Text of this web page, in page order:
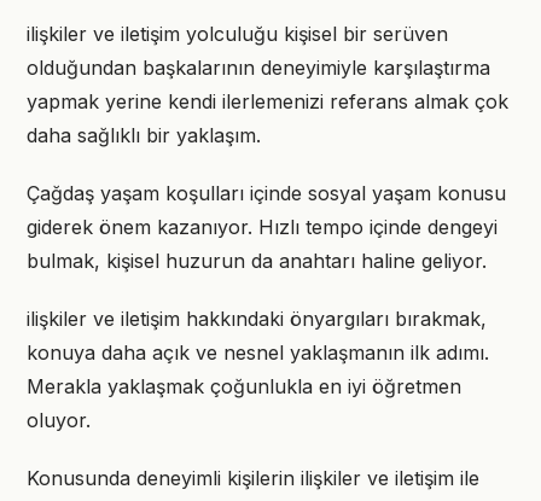
ilişkiler ve iletişim yolculuğu kişisel bir serüven
olduğundan başkalarının deneyimiyle karşılaştırma
yapmak yerine kendi ilerlemenizi referans almak çok
daha sağlıklı bir yaklaşım.
Çağdaş yaşam koşulları içinde sosyal yaşam konusu
giderek önem kazanıyor. Hızlı tempo içinde dengeyi
bulmak, kişisel huzurun da anahtarı haline geliyor.
ilişkiler ve iletişim hakkındaki önyargıları bırakmak,
konuya daha açık ve nesnel yaklaşmanın ilk adımı.
Merakla yaklaşmak çoğunlukla en iyi öğretmen
oluyor.
Konusunda deneyimli kişilerin ilişkiler ve iletişim ile